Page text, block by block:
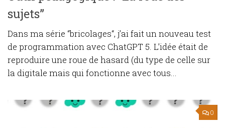
sujets”
Dans ma série “bricolages“, j’ai fait un nouveau test
de programmation avec ChatGPT 5. L’idée était de
reproduire une roue de hasard (du type de celle sur
la digitale mais qui fonctionne avec tous...
0